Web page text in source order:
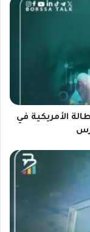
الأمريكية في